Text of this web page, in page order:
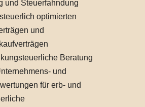
und Steuerfahndung
optimierten
und
Beratung
und
für erb- und